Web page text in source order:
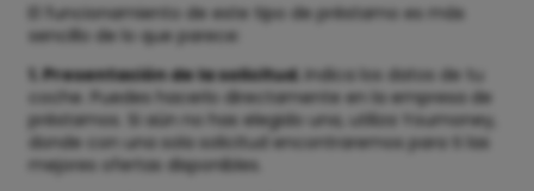
El funcionamiento de este tipo de préstamo es más
sencillo de lo que parece:
1. Presentación de la solicitud. Indica los datos de tu
coche. Puedes hacerlo directamente en la empresa de
préstamos. Si aún no has elegido una, utiliza Youmoney,
donde con una sola solicitud encontraremos para ti las
mejores ofertas disponibles.